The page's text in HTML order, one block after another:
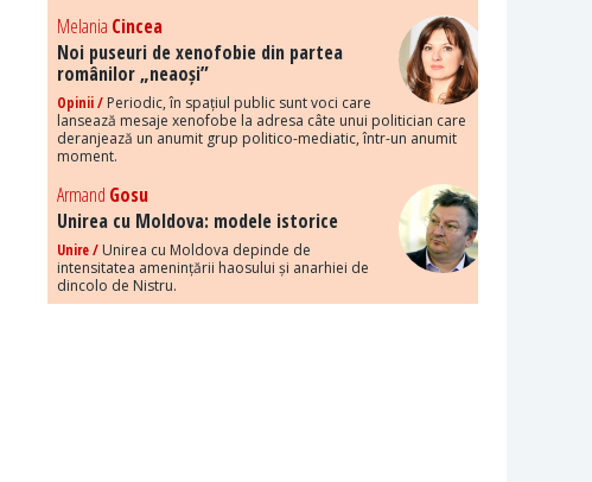
Melania Cincea
Noi puseuri de xenofobie din partea
românilor „neaoși”
Opinii / Periodic, în spațiul public sunt voci care
lansează mesaje xenofobe la adresa câte unui politician care
deranjează un anumit grup politico-mediatic, într-un anumit
moment.
Armand Gosu
Unirea cu Moldova: modele istorice
Unire / Unirea cu Moldova depinde de
intensitatea amenințării haosului și anarhiei de
dincolo de Nistru.